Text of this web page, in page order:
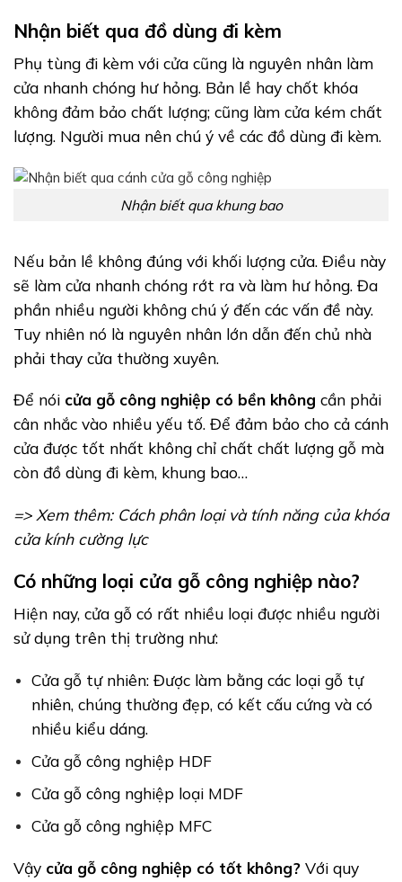
Nhận biết qua đồ dùng đi kèm
Phụ tùng đi kèm với cửa cũng là nguyên nhân làm
cửa nhanh chóng hư hỏng. Bản lề hay chốt khóa
không đảm bảo chất lượng; cũng làm cửa kém chất
lượng. Người mua nên chú ý về các đồ dùng đi kèm.
Nhận biết qua khung bao
Nếu bản lề không đúng với khối lượng cửa. Điều này
sẽ làm cửa nhanh chóng rớt ra và làm hư hỏng. Đa
phần nhiều người không chú ý đến các vấn đề này.
Tuy nhiên nó là nguyên nhân lớn dẫn đến chủ nhà
phải thay cửa thường xuyên.
Để nói cửa gỗ công nghiệp có bền không cần phải
cân nhắc vào nhiều yếu tố. Để đảm bảo cho cả cánh
cửa được tốt nhất không chỉ chất chất lượng gỗ mà
còn đồ dùng đi kèm, khung bao…
=> Xem thêm:Cách phân loại và tính năng của khóa
cửa kính cường lực
Có những loại cửa gỗ công nghiệp nào?
Hiện nay, cửa gỗ có rất nhiều loại được nhiều người
sử dụng trên thị trường như:
Cửa gỗ tự nhiên: Được làm bằng các loại gỗ tự
nhiên, chúng thường đẹp, có kết cấu cứng và có
nhiều kiểu dáng.
Cửa gỗ công nghiệp HDF
Cửa gỗ công nghiệp loại MDF
Cửa gỗ công nghiệp MFC
Vậy cửa gỗ công nghiệp có tốt không? Với quy